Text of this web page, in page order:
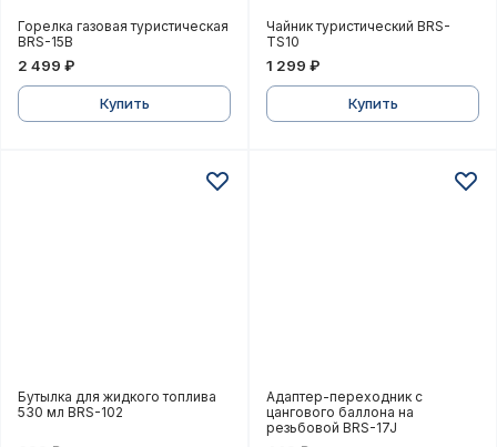
Горелка газовая туристическая BRS-15B
Горелка газовая туристическая
BRS-15B
2 499 ₽
Купить
Чайник туристический
Чайник туристический BRS-
TS10
1 299 ₽
Купить
Бутылка для жидкого топлива 530 мл BRS-102
Бутылка для жидкого топлива
530 мл BRS-102
Адаптер-переходник с
Адаптер-переходник с
цангового баллона на
резьбовой BRS-17J